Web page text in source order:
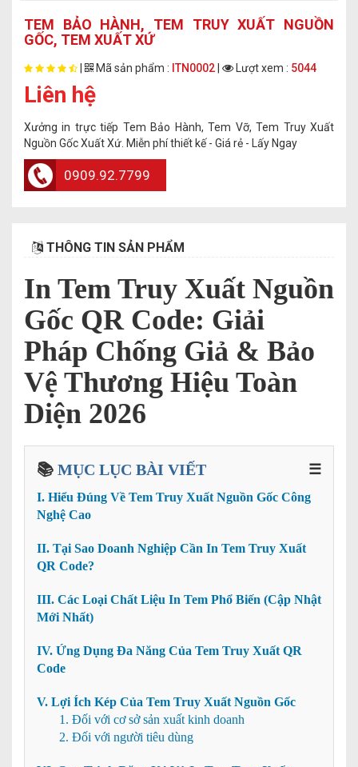
TEM BẢO HÀNH, TEM TRUY XUẤT NGUỒN
GỐC, TEM XUẤT XỨ
Mã sản phẩm : ITN0002 Lượt xem : 5044
Liên hệ
Xưởng in trực tiếp Tem Bảo Hành, Tem Vỡ, Tem Truy Xuất
Nguồn Gốc Xuất Xứ. Miễn phí thiết kế - Giá rẻ - Lấy Ngay
0909.92.7799
THÔNG TIN SẢN PHẨM
In Tem Truy Xuất Nguồn
Gốc QR Code: Giải
Pháp Chống Giả & Bảo
Vệ Thương Hiệu Toàn
Diện 2026
📚 MỤC LỤC BÀI VIẾT ☰
I. Hiểu Đúng Về Tem Truy Xuất Nguồn Gốc Công
Nghệ Cao
II. Tại Sao Doanh Nghiệp Cần In Tem Truy Xuất
QR Code?
III. Các Loại Chất Liệu In Tem Phổ Biến (Cập Nhật
Mới Nhất)
IV. Ứng Dụng Đa Năng Của Tem Truy Xuất QR
Code
V. Lợi Ích Kép Của Tem Truy Xuất Nguồn Gốc
1. Đối với cơ sở sản xuất kinh doanh
2. Đối với người tiêu dùng